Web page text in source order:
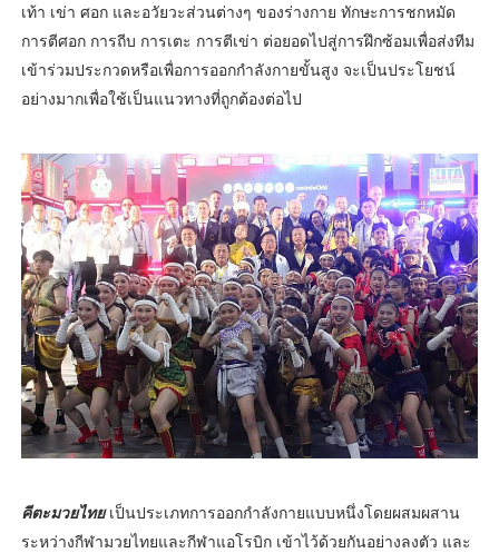
เท้า เข่า ศอก และอวัยวะส่วนต่างๆ ของร่างกาย ทักษะการชกหมัด
การตีศอก การถีบ การเตะ การตีเข่า ต่อยอดไปสู่การฝึกซ้อมเพื่อส่งทีม
เข้าร่วมประกวดหรือเพื่อการออกกำลังกายขั้นสูง จะเป็นประโยชน์
อย่างมากเพื่อใช้เป็นแนวทางที่ถูกต้องต่อไป
คีตะมวยไทยเป็นประเภทการออกกำลังกายแบบหนึ่งโดยผสมผสาน
ระหว่างกีฬามวยไทยและกีฬาแอโรบิก เข้าไว้ด้วยกันอย่างลงตัว และ